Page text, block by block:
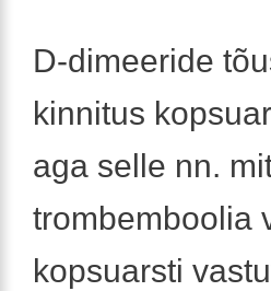
D-dimeeride
kinnitus
aga selle nn.
trombemboolia
kopsuarsti